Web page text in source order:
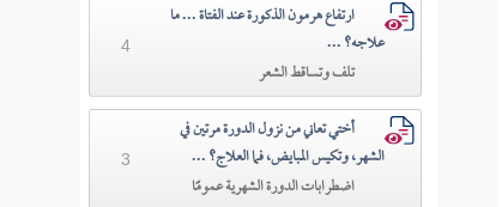
ارتفاع هرمون الذكورة عند الفتاة ... ما
علاجه؟ ...
تلف وتساقط الشعر
4
أختي تعاني من نزول الدورة مرتين في
الشهر، وتكيس المبايض، فما العلاج؟ ...
اضطرابات الدورة الشهرية عمومًا
3